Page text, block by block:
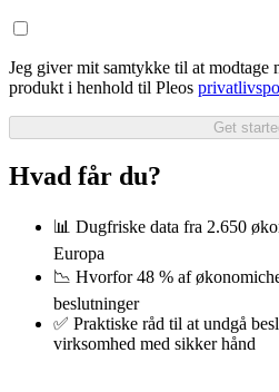
Jeg giver mit samtykke til at modtage
produkt i henhold til Pleos
Get
Hvad får du?
📊 Dugfriske data fra 2.650
Europa
📉 Hvorfor 48 % af
beslutninger
✅ Praktiske råd til at undgå
virksomhed med sikker hånd